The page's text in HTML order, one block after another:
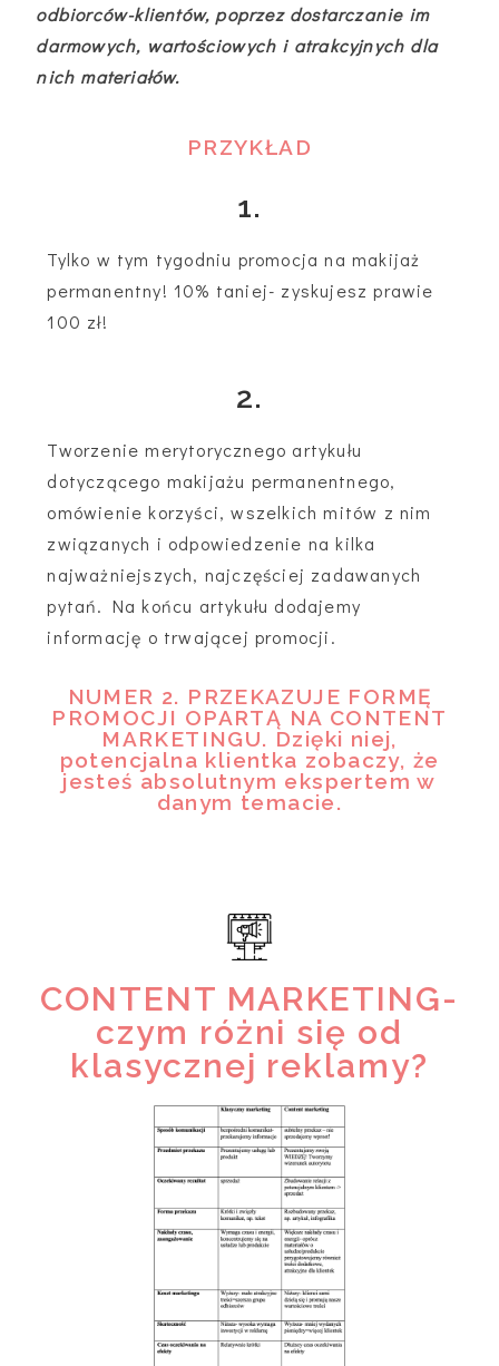
odbiorców-klientów, poprzez dostarczanie im
darmowych, wartościowych i atrakcyjnych dla
nich materiałów.
PRZYKŁAD
1.
Tylko w tym tygodniu promocja na makijaż
permanentny! 10% taniej- zyskujesz prawie
100 zł!
2.
Tworzenie merytorycznego artykułu
dotyczącego makijażu permanentnego,
omówienie korzyści, wszelkich mitów z nim
związanych i odpowiedzenie na kilka
najważniejszych, najczęściej zadawanych
pytań. Na końcu artykułu dodajemy
informację o trwającej promocji.
NUMER 2. PRZEKAZUJE FORMĘ
PROMOCJI OPARTĄ NA CONTENT
MARKETINGU. Dzięki niej,
potencjalna klientka zobaczy, że
jesteś absolutnym ekspertem w
danym temacie.
CONTENT MARKETING-
czym różni się od
klasycznej reklamy?